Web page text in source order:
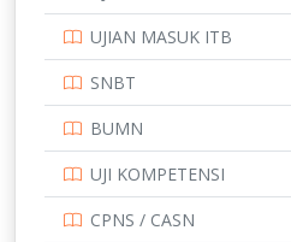
UJIAN MASUK ITB
SNBT
BUMN
UJI KOMPETENSI
CPNS / CASN